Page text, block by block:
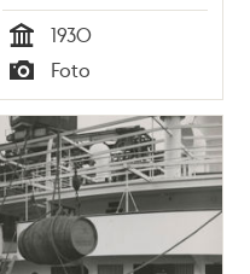
Tid
1930
Typ
Foto